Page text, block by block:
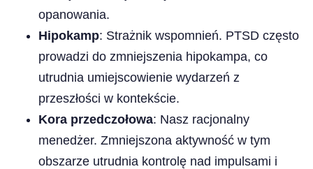
opanowania.
Hipokamp: Strażnik wspomnień. PTSD często
prowadzi do zmniejszenia hipokampa, co
utrudnia umiejscowienie wydarzeń z
przeszłości w kontekście.
Kora przedczołowa: Nasz racjonalny
menedżer. Zmniejszona aktywność w tym
obszarze utrudnia kontrolę nad impulsami i